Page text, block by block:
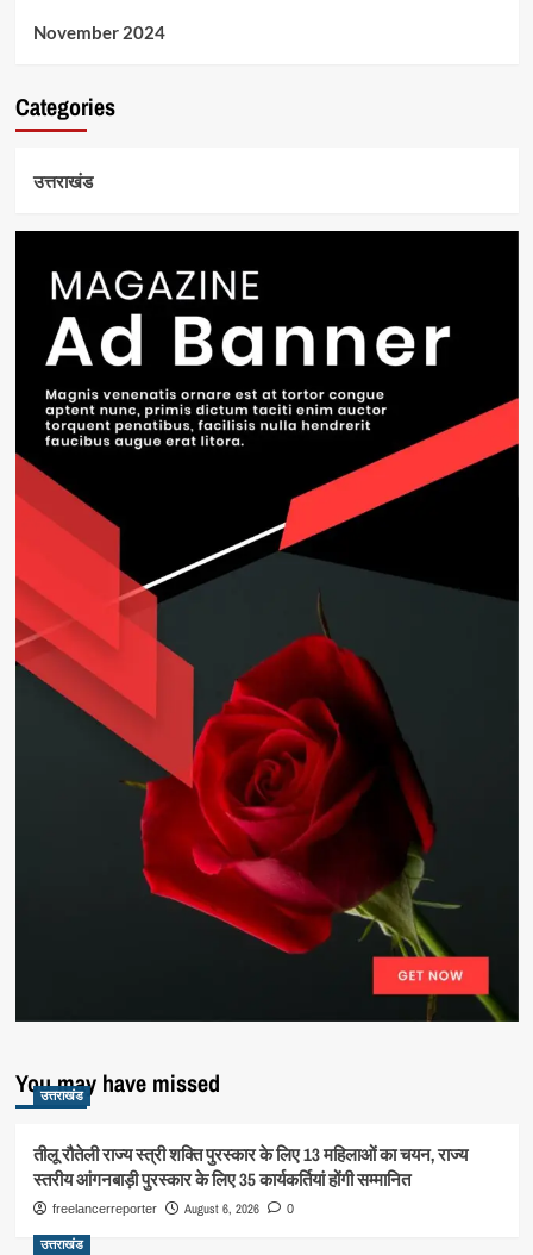
November 2024
Categories
उत्तराखंड
You may have missed
उत्तराखंड
तीलू रौतेली राज्य स्त्री शक्ति पुरस्कार के लिए 13 महिलाओं का चयन, राज्य
स्तरीय आंगनबाड़ी पुरस्कार के लिए 35 कार्यकर्तियां होंगी सम्मानित
freelancerreporter August 6, 2026 0
उत्तराखंड